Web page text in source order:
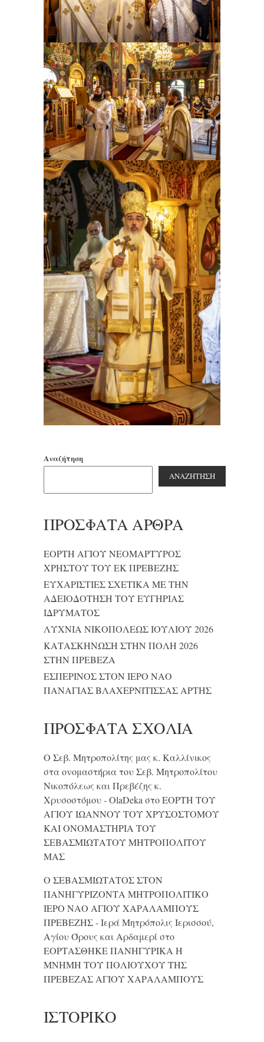
Αναζήτηση
ΑΝΑΖΉΤΗΣΗ
ΠΡΌΣΦΑΤΑ ΆΡΘΡΑ
ΕΟΡΤΗ ΑΓΙΟΥ ΝΕΟΜΑΡΤΥΡΟΣ
ΧΡΗΣΤΟΥ ΤΟΥ ΕΚ ΠΡΕΒΕΖΗΣ
ΕΥΧΑΡΙΣΤΙΕΣ ΣΧΕΤΙΚΑ ΜΕ ΤΗΝ
ΑΔΕΙΟΔΟΤΗΣΗ ΤΟΥ ΕΥΓΗΡΙΑΣ
ΙΔΡΥΜΑΤΟΣ
ΛΥΧΝΙΑ ΝΙΚΟΠΟΛΕΩΣ ΙΟΥΛΙΟΥ 2026
ΚΑΤΑΣΚΗΝΩΣΗ ΣΤΗΝ ΠΟΛΗ 2026
ΣΤΗΝ ΠΡΕΒΕΖΑ
ΕΣΠΕΡΙΝΟΣ ΣΤΟΝ ΙΕΡΟ ΝΑΟ
ΠΑΝΑΓΙΑΣ ΒΛΑΧΕΡΝΙΤΙΣΣΑΣ ΑΡΤΗΣ
ΠΡΌΣΦΑΤΑ ΣΧΌΛΙΑ
Ο Σεβ. Μητροπολίτης μας κ. Καλλίνικος
στα ονομαστήρια του Σεβ. Μητροπολίτου
Νικοπόλεως και Πρεβέζης κ.
Χρυσοστόμου - OlaDeka στοΕΟΡΤΗ ΤΟΥ
ΑΓΙΟΥ ΙΩΑΝΝΟΥ ΤΟΥ ΧΡΥΣΟΣΤΟΜΟΥ
ΚΑΙ ONΟΜΑΣΤΗΡΙΑ ΤΟΥ
ΣΕΒΑΣΜΙΩΤΑΤΟΥ ΜΗΤΡΟΠΟΛΙΤΟΥ
ΜΑΣ
Ο ΣΕΒΑΣΜΙΩΤΑΤΟΣ ΣΤΟΝ
ΠΑΝΗΓΥΡΙΖΟΝΤΑ ΜΗΤΡΟΠΟΛΙΤΙΚΟ
ΙΕΡΟ ΝΑΟ ΑΓΙΟΥ ΧΑΡΑΛΑΜΠΟΥΣ
ΠΡΕΒΕΖΗΣ - Ιερά Μητρόπολις Ιερισσού,
Αγίου Όρους και Αρδαμερίστο
ΕΟΡΤΑΣΘΗΚΕ ΠΑΝΗΓΥΡΙΚΑ Η
ΜΝΗΜΗ ΤΟΥ ΠΟΛΙΟΥΧΟΥ ΤΗΣ
ΠΡΕΒΕΖΑΣ ΑΓΙΟΥ ΧΑΡΑΛΑΜΠΟΥΣ
ΙΣΤΟΡΙΚΌ